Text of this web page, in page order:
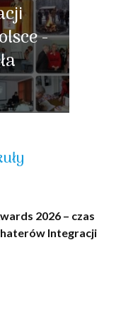
-
2026 – czas
Integracji